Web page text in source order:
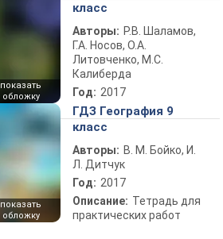
показать
обложку
класс
Авторы: Р.В. Шаламов,
Г.А. Носов, О.А.
Литовченко, М.С.
Калиберда
Год: 2017
показать
обложку
ГДЗ География 9
класс
Авторы: В. М. Бойко, И.
Л. Дитчук
Год: 2017
Описание: Тетрадь для
практических работ